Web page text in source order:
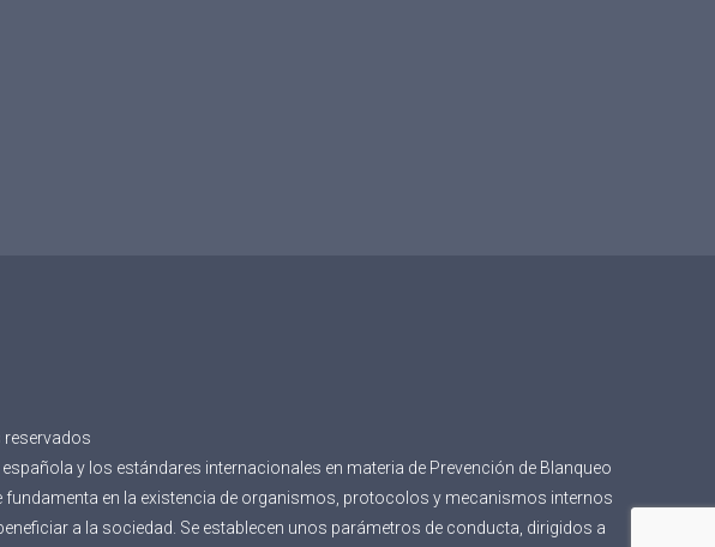
reservados
y los estándares internacionales en materia de Prevención de Blanqueo
en la existencia de organismos, protocolos y mecanismos internos
a la sociedad. Se establecen unos parámetros de conducta, dirigidos a